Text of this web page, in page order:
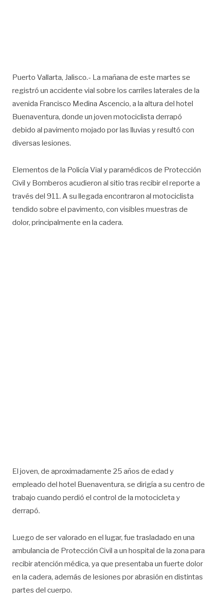
Puerto Vallarta, Jalisco.- La mañana de este martes se
registró un accidente vial sobre los carriles laterales de la
avenida Francisco Medina Ascencio, a la altura del hotel
Buenaventura, donde un joven motociclista derrapó
debido al pavimento mojado por las lluvias y resultó con
diversas lesiones.
Elementos de la Policía Vial y paramédicos de Protección
Civil y Bomberos acudieron al sitio tras recibir el reporte a
través del 911. A su llegada encontraron al motociclista
tendido sobre el pavimento, con visibles muestras de
dolor, principalmente en la cadera.
El joven, de aproximadamente 25 años de edad y
empleado del hotel Buenaventura, se dirigía a su centro de
trabajo cuando perdió el control de la motocicleta y
derrapó.
Luego de ser valorado en el lugar, fue trasladado en una
ambulancia de Protección Civil a un hospital de la zona para
recibir atención médica, ya que presentaba un fuerte dolor
en la cadera, además de lesiones por abrasión en distintas
partes del cuerpo.